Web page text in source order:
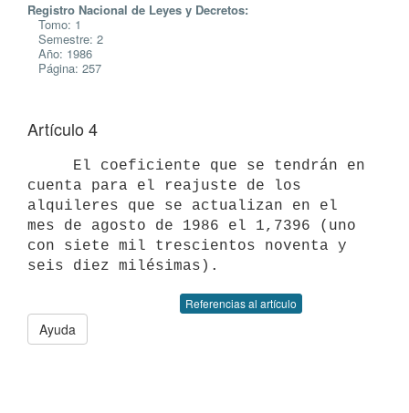
Registro Nacional de Leyes y Decretos:
Tomo: 1
Semestre: 2
Año: 1986
Página: 257
Artículo 4
cuenta para el reajuste de los
alquileres que se actualizan en el
mes de agosto de 1986 el 1,7396 (uno
con siete mil trescientos noventa y
Referencias al artículo
Ayuda